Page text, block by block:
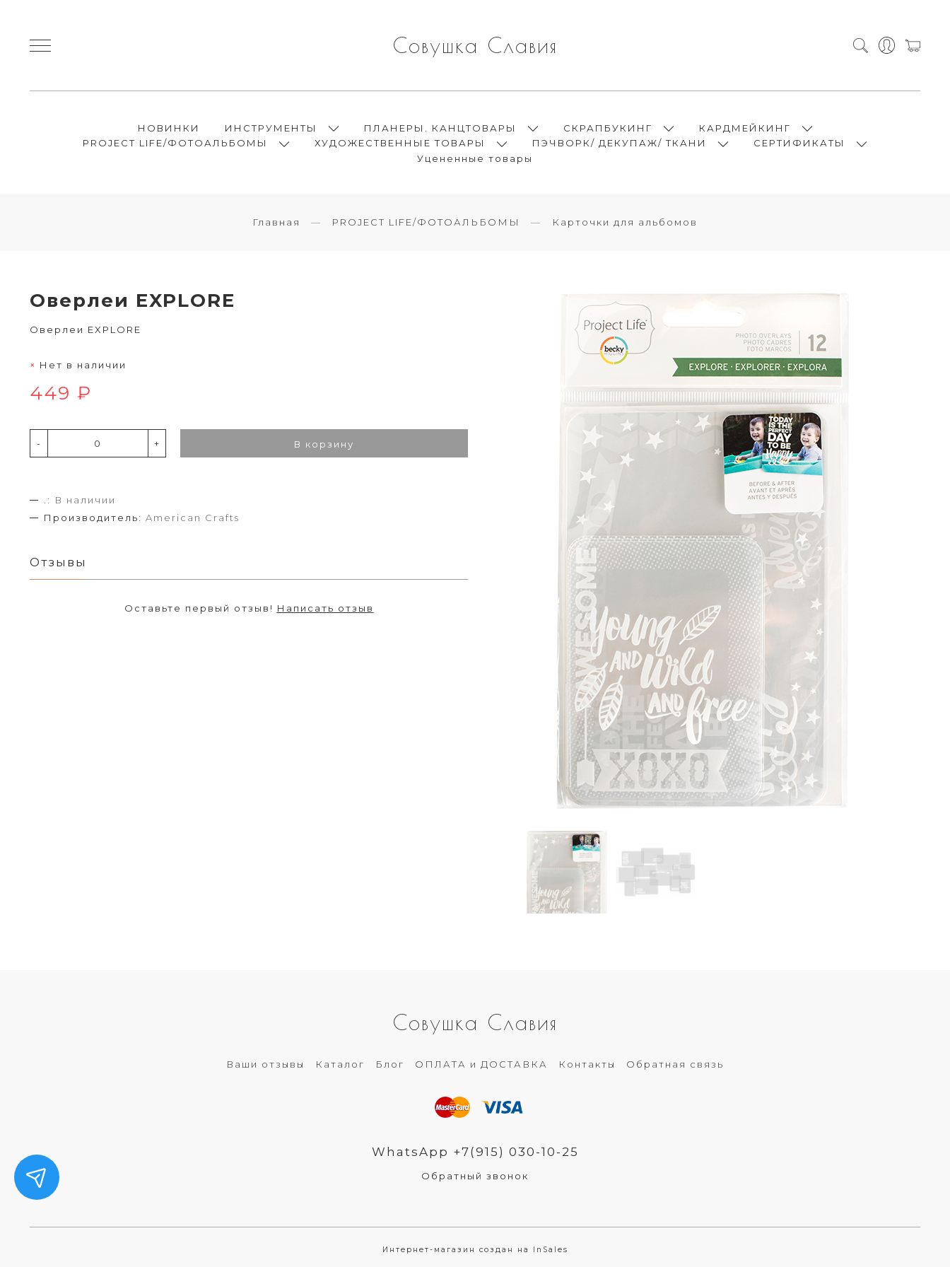
Совушка Славия
НОВИНКИ ИНСТРУМЕНТЫ ПЛАНЕРЫ. КАНЦТОВАРЫ СКРАПБУКИНГ
КАРДМЕЙКИНГ
PROJECT LIFE/ФОТОАЛЬБОМЫ
ХУДОЖЕСТВЕННЫЕ ТОВАРЫ ПЭЧВОРК/ ДЕКУПАЖ/ ТКАНИ
СЕРТИФИКАТЫ
Уцененные товары
Главная PROJECT LIFE/ФОТОАЛЬБОМЫ Карточки для альбомов
Оверлеи EXPLORE
Оверлеи EXPLORE
Нет в наличии
449 ₽
- + В корзину
.:
В наличии
Производитель: American Crafts
Отзывы
Оставьте первый отзыв! Написать отзыв
Совушка Славия
Ваши отзывы Каталог Блог ОПЛАТА и ДОСТАВКА Контакты Обратная связь
WhatsApp +7(915) 030-10-25
Обратный звонок
Интернет-магазин создан на InSales